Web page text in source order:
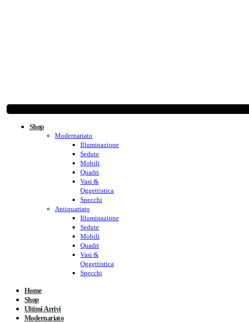
Shop
Modernariato
Illuminazione
Sedute
Mobili
Quadri
Vasi &
Oggettistica
Specchi
Antiquariato
Illuminazione
Sedute
Mobili
Quadri
Vasi &
Oggettistica
Specchi
Home
Shop
Ultimi Arrivi
Modernariato